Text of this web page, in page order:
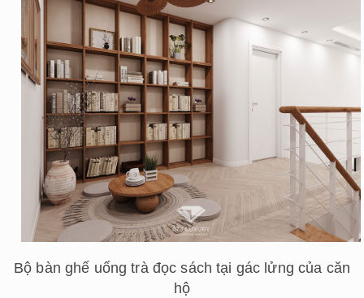
Bộ bàn ghế uống trà đọc sách tại gác lửng của căn
hộ